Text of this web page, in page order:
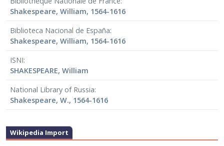
Shakespeare, William, 1564-1616
Biblioteca Nacional de España
Shakespeare, William, 1564-1616
ISNI
SHAKESPEARE, William
National Library of Russia
Shakespeare, W., 1564-1616
Wikipedia Import